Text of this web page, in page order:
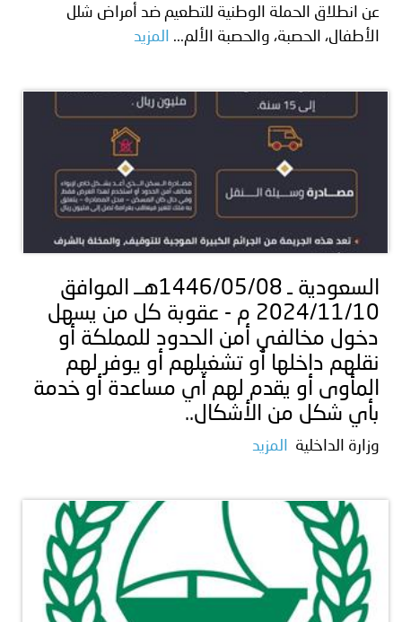
عن انطلاق الحملة الوطنية للتطعيم ضد أمراض شلل
الأطفال، الحصبة، والحصبة الألم...
المزيد
السعودية ـ 1446/05/08هــ الموافق
2024/11/10 م - عقوبة كل من يسهل
دخول مخالفي أمن الحدود للمملكة أو
نقلهم داخلها أو تشغيلهم أو يوفر لهم
المأوى أو يقدم لهم أي مساعدة أو خدمة
بأي شكل من الأشكال..
وزارة الداخلية المزيد